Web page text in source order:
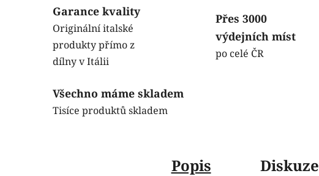
Garance kvality
Originální italské
produkty přímo z
dílny v Itálii
Přes 3000
výdejních míst
po celé ČR
Všechno máme skladem
Tisíce produktů skladem
Popis Diskuze